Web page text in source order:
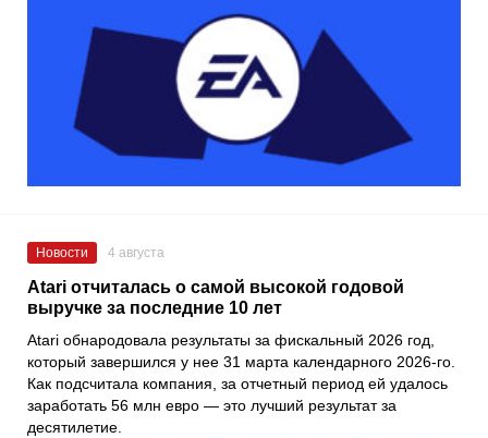
Новости 4 августа
Atari отчиталась о самой высокой годовой
выручке за последние 10 лет
Atari обнародовала результаты за фискальный 2026 год,
который завершился у нее 31 марта календарного 2026-го.
Как подсчитала компания, за отчетный период ей удалось
заработать 56 млн евро — это лучший результат за
десятилетие.